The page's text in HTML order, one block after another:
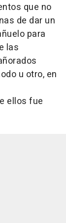
que no
de dar un
para
las
u otro, en
ellos fue